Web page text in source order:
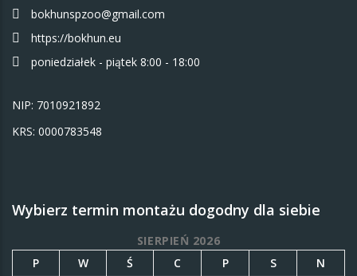
bokhunspzoo@gmail.com
https://bokhun.eu
poniedziałek - piątek 8:00 - 18:00
NIP: 7010921892
KRS: 0000783548
Wybierz termin montażu dogodny dla siebie
SIERPIEŃ 2026
P
W Ś C P S
N